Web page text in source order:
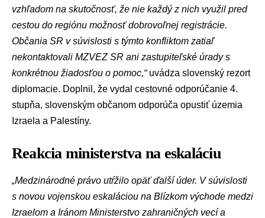
vzhľadom na skutočnosť, že nie každý z nich využil pred
cestou do regiónu možnosť dobrovoľnej registrácie.
Občania SR v súvislosti s týmto konfliktom zatiaľ
nekontaktovali MZVEZ SR ani zastupiteľské úrady s
konkrétnou žiadosťou o pomoc,“uvádza slovenský rezort
diplomacie. Doplnil, že vydal cestovné odporúčanie 4.
stupňa, slovenským občanom odporúča opustiť územia
Izraela a Palestíny.
Reakcia ministerstva na eskaláciu
„Medzinárodné právo utŕžilo opäť ďalší úder. V súvislosti
s novou vojenskou eskaláciou na Blízkom východe medzi
Izraelom a Iránom Ministerstvo zahraničných vecí a